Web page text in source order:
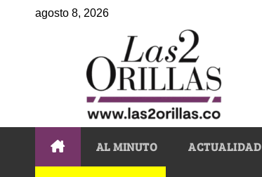
agosto 8, 2026
AL MINUTO ACTUALIDAD